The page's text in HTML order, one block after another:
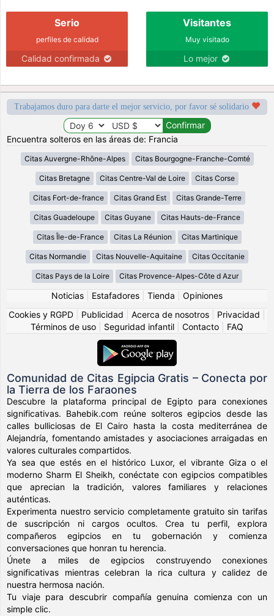
Serio
perfiles de calidad
Calidad confirmada
Visitantes
Muy visitado
Lo mejor
Trabajamos duro para darte el mejor servicio, por favor sé solidario
Encuentra solteros en las áreas de: Francia
Citas Auvergne-Rhône-Alpes Citas Bourgogne-Franche-Comté
Citas Bretagne Citas Centre-Val de Loire Citas Corse
Citas Fort-de-france Citas Grand Est Citas Grande-Terre
Citas Guadeloupe Citas Guyane Citas Hauts-de-France
Citas Île-de-France Citas La Réunion Citas Martinique
Citas Normandie Citas Nouvelle-Aquitaine Citas Occitanie
Citas Pays de la Loire Citas Provence-Alpes-Côte d Azur
Noticias Estafadores Tienda
Opiniones
Cookies y RGPD
Publicidad Acerca de nosotros Privacidad
Términos de uso
Seguridad infantil Contacto FAQ
Comunidad de Citas Egipcia Gratis – Conecta por
la Tierra de los Faraones
Descubre la plataforma principal de Egipto para conexiones
significativas. Bahebik.com reúne solteros egipcios desde las
calles bulliciosas de El Cairo hasta la costa mediterránea de
Alejandría, fomentando amistades y asociaciones arraigadas en
valores culturales compartidos.
Ya sea que estés en el histórico Luxor, el vibrante Giza o el
moderno Sharm El Sheikh, conéctate con egipcios compatibles
que aprecian la tradición, valores familiares y relaciones
auténticas.
Experimenta nuestro servicio completamente gratuito sin tarifas
de suscripción ni cargos ocultos. Crea tu perfil, explora
compañeros egipcios en tu gobernación y comienza
conversaciones que honran tu herencia.
Únete a miles de egipcios construyendo conexiones
significativas mientras celebran la rica cultura y calidez de
nuestra hermosa nación.
Tu viaje para descubrir compañía genuina comienza con un
simple clic.